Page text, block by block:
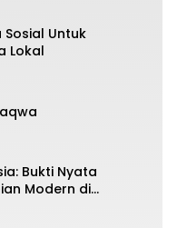
Untuk
Lokal
Bukti Nyata
Modern di